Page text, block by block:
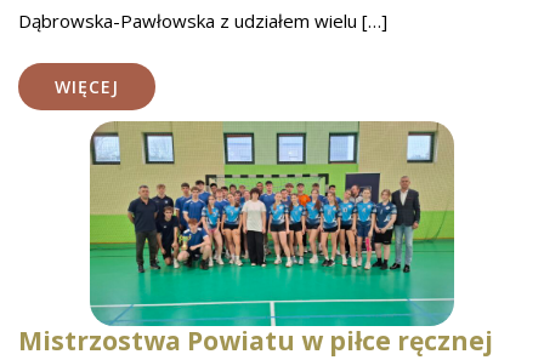
Dąbrowska-Pawłowska z udziałem wielu […]
WIĘCEJ
Mistrzostwa Powiatu w piłce ręcznej